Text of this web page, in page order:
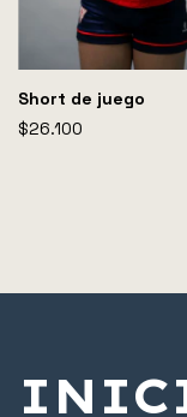
Short de juego
$26.100